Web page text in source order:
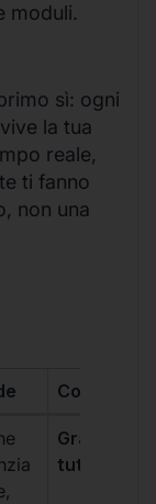
moduli.
sì: ogni
la tua
reale,
ti fanno
non una
Costo
Gratis,
tutti i piani